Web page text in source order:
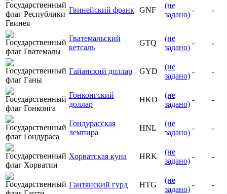
Гвинейский франк GNF
(не
задано)
- -
Гватемальский
кетсаль
GTQ
(не
задано)
- -
Гайанский доллар GYD
(не
задано)
- -
Гонконгский
доллар
HKD
(не
задано)
- -
Гондурасская
лемпира
HNL
(не
задано)
- -
Хорватская куна HRK
(не
задано)
- -
Гаитянский гурд HTG
(не
задано)
- -